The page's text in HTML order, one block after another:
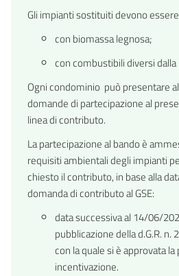
Gli impianti sostituiti devono
con biomassa legnosa;
con combustibili diversi
Ogni condominio può presentare
domande di partecipazione al
linea di contributo.
La partecipazione al bando è
requisiti ambientali degli impianti
chiesto il contributo, in base alla
domanda di contributo al GSE:
data successiva al 14/06/
pubblicazione della d.G.R.
con la quale si è approvata
incentivazione.